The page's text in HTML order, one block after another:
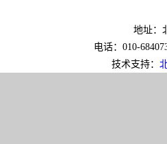
地址：
电话：010-
技术支持：